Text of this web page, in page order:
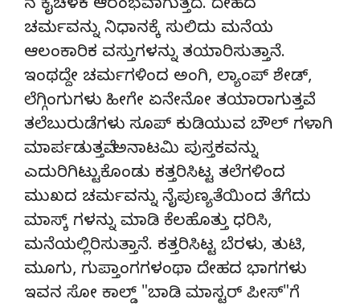
ನ ಕೈಚಳಕ ಆರಂಭವಾಗುತ್ತದೆ. ದೇಹದ
ಚರ್ಮವನ್ನು ನಿಧಾನಕ್ಕೆ ಸುಲಿದು ಮನೆಯ
ಆಲಂಕಾರಿಕ ವಸ್ತುಗಳನ್ನು ತಯಾರಿಸುತ್ತಾನೆ.
ಇಂಥದ್ದೇ ಚರ್ಮಗಳಿಂದ ಅಂಗಿ, ಲ್ಯಾಂಪ್ ಶೇಡ್,
ಲೆಗ್ಗಿಂಗುಗಳು ಹೀಗೇ ಏನೇನೋ ತಯಾರಾಗುತ್ತವೆ.
ತಲೆಬುರುಡೆಗಳು ಸೂಪ್ ಕುಡಿಯುವ ಬೌಲ್ ಗಳಾಗಿ
ಮಾರ್ಪಡುತ್ತವೆ. ಅನಾಟಮಿ ಪುಸ್ತಕವನ್ನು
ಎದುರಿಗಿಟ್ಟುಕೊಂಡು ಕತ್ತರಿಸಿಟ್ಟ ತಲೆಗಳಿಂದ
ಮುಖದ ಚರ್ಮವನ್ನು ನೈಪುಣ್ಯತೆಯಿಂದ ತೆಗೆದು
ಮಾಸ್ಕ್ ಗಳನ್ನು ಮಾಡಿ ಕೆಲಹೊತ್ತು ಧರಿಸಿ,
ಮನೆಯಲ್ಲಿರಿಸುತ್ತಾನೆ. ಕತ್ತರಿಸಿಟ್ಟ ಬೆರಳು, ತುಟಿ,
ಮೂಗು, ಗುಪ್ತಾಂಗಗಳಂಥಾ ದೇಹದ ಭಾಗಗಳು
ಇವನ ಸೋ ಕಾಲ್ಡ್ "ಬಾಡಿ ಮಾಸ್ಟರ್ ಪೀಸ್"ಗೆ